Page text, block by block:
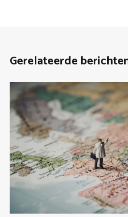
Gerelateerde